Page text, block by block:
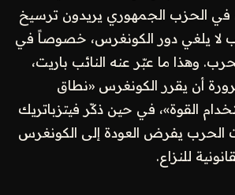
في الحزب الجمهوري يريدون ترسيخ
لا يلغي دور الكونغرس، خصوصاً في
وهذا ما عبّر عنه النائب باريت،
أن يقرر الكونغرس «نطاق
القوة»، في حين ذكّر فيتزباتريك
الحرب يفرض العودة إلى الكونغرس
للنزاع.